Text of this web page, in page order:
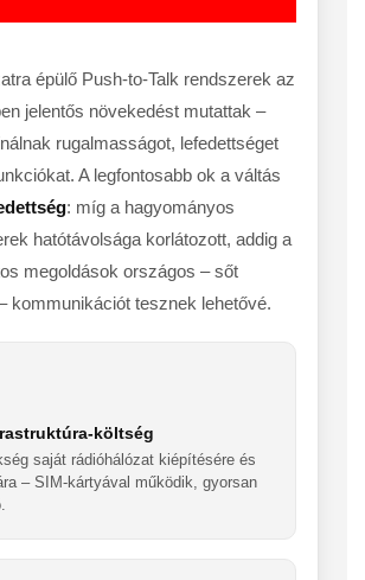
épülő Push-to-Talk rendszerek az
jelentős növekedést mutattak –
rugalmasságot, lefedettséget
A legfontosabb ok a váltás
: míg a hagyományos
hatótávolsága korlátozott, addig a
megoldások országos – sőt
kommunikációt tesznek lehetővé.
költség
saját rádióhálózat kiépítésére és
– SIM-kártyával működik, gyorsan